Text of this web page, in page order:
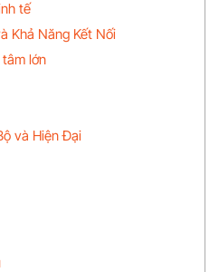
tế
Khả Năng Kết Nối
lớn
và Hiện Đại